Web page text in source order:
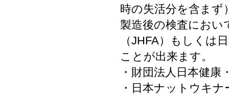
時の失活分を含まず
製造後の検査におい
（JHFA）もしくは
ことが出来ます。
・財団法人日本健
・日本ナットウキ